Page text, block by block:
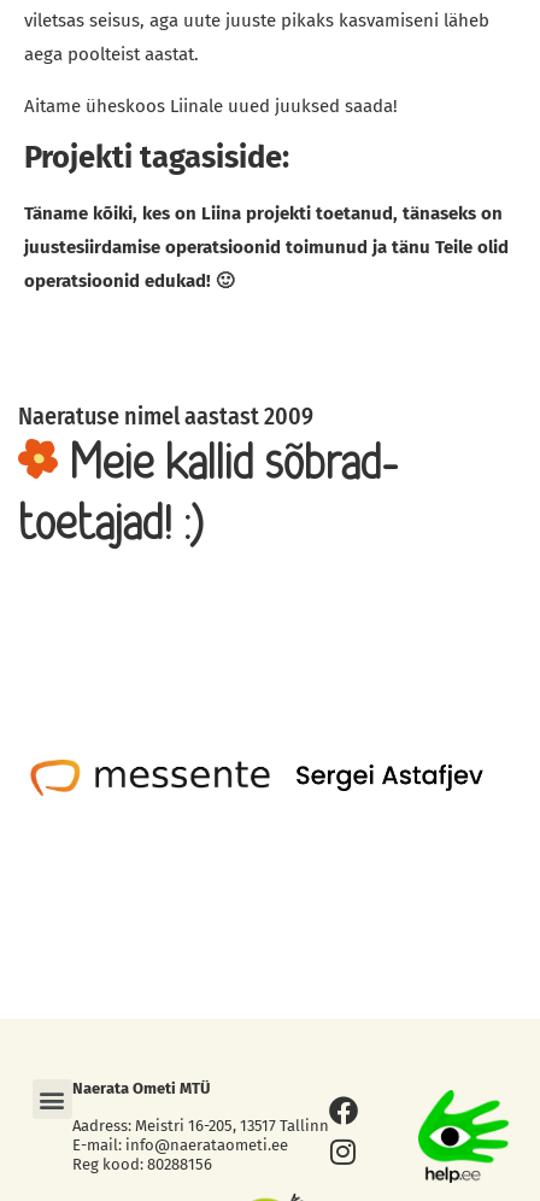
viletsas seisus, aga uute juuste pikaks kasvamiseni läheb
aega poolteist aastat.
Aitame üheskoos Liinale uued juuksed saada!
Projekti tagasiside:
Täname kõiki, kes on Liina projekti toetanud, tänaseks on
juustesiirdamise operatsioonid toimunud ja tänu Teile olid
operatsioonid edukad! 🙂
Naeratuse nimel aastast 2009
Meie kallid sõbrad-
toetajad! :)
Menu
Naerata Ometi MTÜ
Aadress: Meistri 16-205, 13517 Tallinn
E-mail: info@naerataometi.ee
Reg kood: 80288156
Facebook
Instagram